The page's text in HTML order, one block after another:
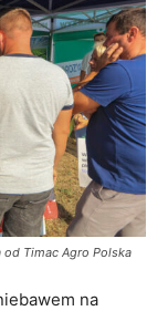
od Timac Agro Polska
na